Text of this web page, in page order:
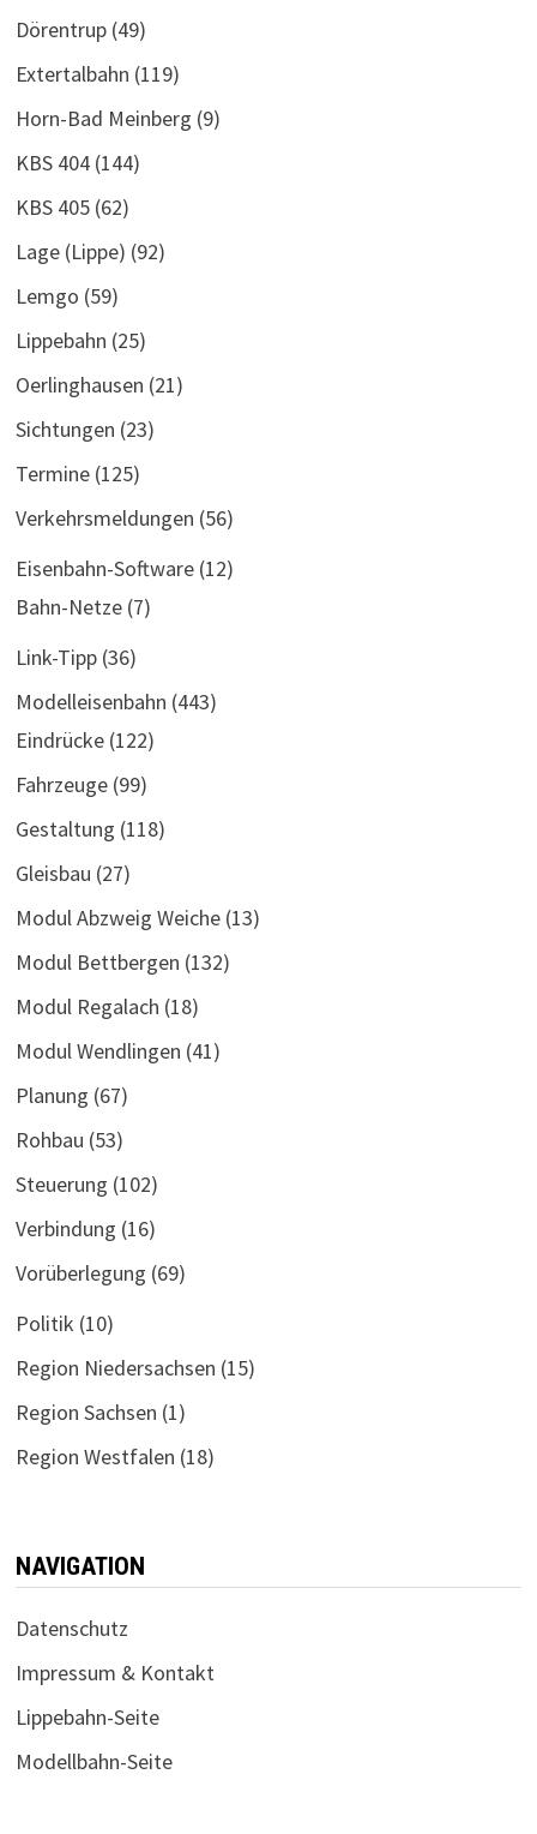
Dörentrup(49)
Extertalbahn (119)
Horn-Bad Meinberg (9)
KBS 404(144)
KBS 405(62)
Lage (Lippe) (92)
Lemgo (59)
Lippebahn (25)
Oerlinghausen (21)
Sichtungen (23)
Termine(125)
Verkehrsmeldungen (56)
Eisenbahn-Software(12)
Bahn-Netze(7)
Link-Tipp(36)
Modelleisenbahn (443)
Eindrücke(122)
Fahrzeuge(99)
Gestaltung (118)
Gleisbau (27)
Modul Abzweig Weiche(13)
Modul Bettbergen (132)
Modul Regalach (18)
Modul Wendlingen (41)
Planung (67)
Rohbau (53)
Steuerung (102)
Verbindung (16)
Vorüberlegung (69)
Politik (10)
Region Niedersachsen (15)
Region Sachsen (1)
Region Westfalen (18)
NAVIGATION
Datenschutz
Impressum & Kontakt
Lippebahn-Seite
Modellbahn-Seite